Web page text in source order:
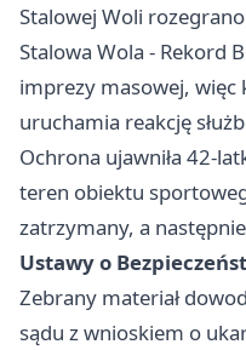
Stalowej Woli
Stalowa Wola - Rekord
imprezy masowej, więc
uruchamia reakcję
Ochrona ujawniła 42-
teren obiektu
zatrzymany, a następnie
Ustawy o
Zebrany materiał
sądu z wnioskiem o